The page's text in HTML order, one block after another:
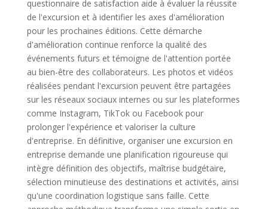
questionnaire de satisfaction aide à évaluer la réussite
de l'excursion et à identifier les axes d'amélioration
pour les prochaines éditions. Cette démarche
d'amélioration continue renforce la qualité des
événements futurs et témoigne de l'attention portée
au bien-être des collaborateurs. Les photos et vidéos
réalisées pendant l'excursion peuvent être partagées
sur les réseaux sociaux internes ou sur les plateformes
comme Instagram, TikTok ou Facebook pour
prolonger l'expérience et valoriser la culture
d'entreprise. En définitive, organiser une excursion en
entreprise demande une planification rigoureuse qui
intègre définition des objectifs, maîtrise budgétaire,
sélection minutieuse des destinations et activités, ainsi
qu'une coordination logistique sans faille. Cette